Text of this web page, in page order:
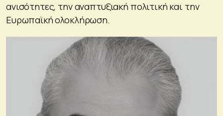
ανισότητες, την αναπτυξιακή πολιτική και την
Ευρωπαϊκή ολοκλήρωση.